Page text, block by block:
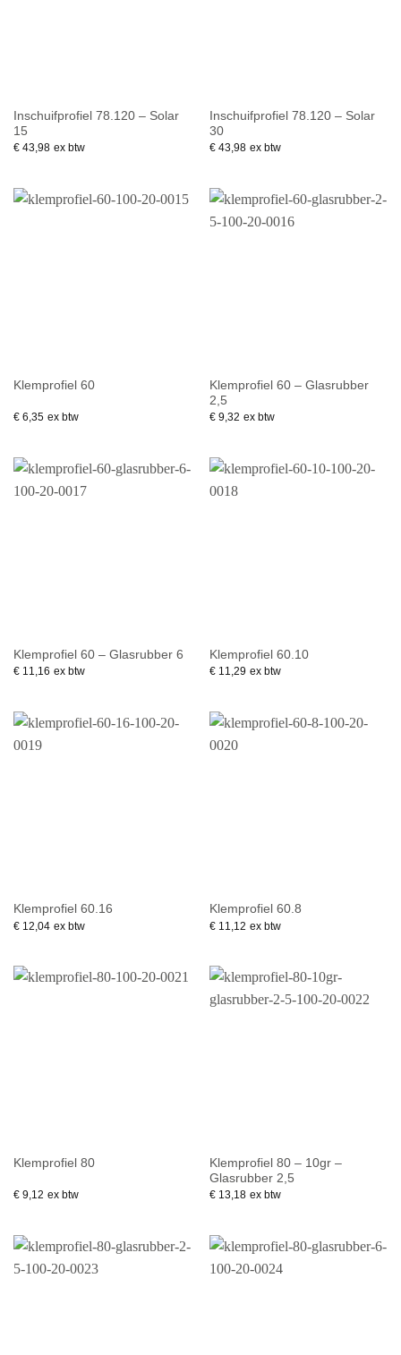
Inschuifprofiel 78.120 – Solar
15
€43,98 ex btw
Inschuifprofiel 78.120 – Solar
30
€43,98 ex btw
Klemprofiel 60
€6,35 ex btw
Klemprofiel 60 – Glasrubber
2,5
€9,32 ex btw
Klemprofiel 60 – Glasrubber 6
€11,16 ex btw
Klemprofiel 60.10
€11,29 ex btw
Klemprofiel 60.16
€12,04 ex btw
Klemprofiel 60.8
€11,12 ex btw
Klemprofiel 80
€9,12 ex btw
Klemprofiel 80 – 10gr –
Glasrubber 2,5
€13,18 ex btw